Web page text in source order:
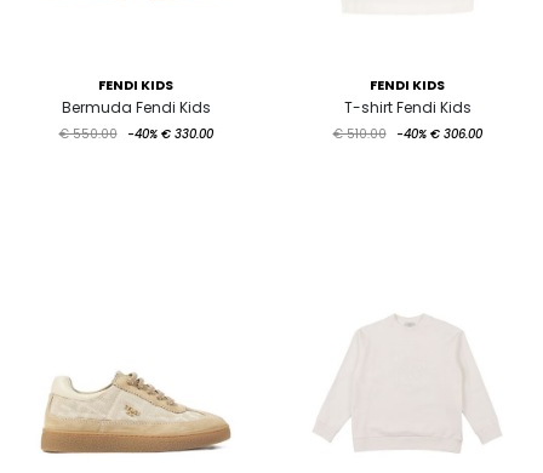
FENDI KIDS
Bermuda Fendi Kids
€ 550.00 -40% € 330.00
FENDI KIDS
T-shirt Fendi Kids
€ 510.00 -40% € 306.00